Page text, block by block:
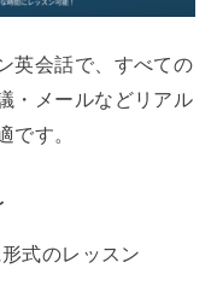
英会話で、すべての
・メールなどリアル
です。
式のレッスン